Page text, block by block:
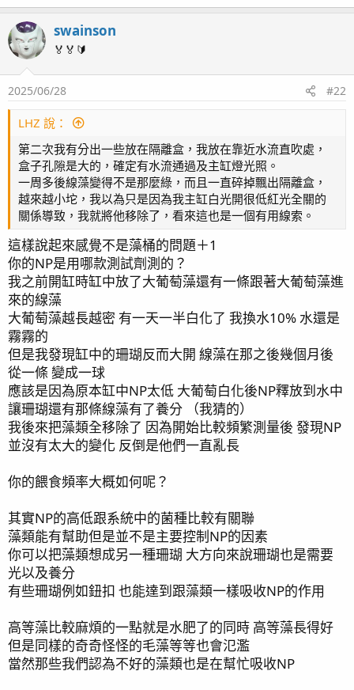
swainson
🏅🏅🔰
2025/06/28 #22
LHZ 說：
第二次我有分出一些放在隔離盒，我放在靠近水流直吹處，
盒子孔隙是大的，確定有水流通過及主缸燈光照。
一周多後線藻變得不是那麼綠，而且一直碎掉飄出隔離盒，
越來越小坨，我以為只是因為我主缸白光開很低紅光全關的
關係導致，我就將他移除了，看來這也是一個有用線索。
這樣說起來感覺不是藻桶的問題＋1
你的NP是用哪款測試劑測的？
我之前開缸時缸中放了大葡萄藻還有一條跟著大葡萄藻進
來的線藻
大葡萄藻越長越密 有一天一半白化了 我換水10% 水還是
霧霧的
但是我發現缸中的珊瑚反而大開 線藻在那之後幾個月後
從一條 變成一球
應該是因為原本缸中NP太低 大葡萄白化後NP釋放到水中
讓珊瑚還有那條線藻有了養分 （我猜的）
我後來把藻類全移除了 因為開始比較頻繁測量後 發現NP
並沒有太大的變化 反倒是他們一直亂長
你的餵食頻率大概如何呢？
其實NP的高低跟系統中的菌種比較有關聯
藻類能有幫助但是並不是主要控制NP的因素
你可以把藻類想成另一種珊瑚 大方向來說珊瑚也是需要
光以及養分
有些珊瑚例如鈕扣 也能達到跟藻類一樣吸收NP的作用
高等藻比較麻煩的一點就是水肥了的同時 高等藻長得好
但是同樣的奇奇怪怪的毛藻等等也會氾濫
當然那些我們認為不好的藻類也是在幫忙吸收NP